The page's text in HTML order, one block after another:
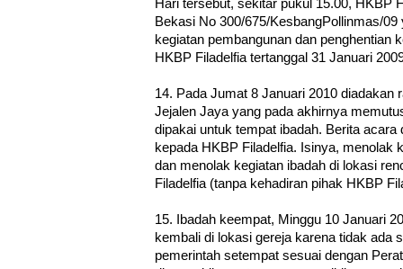
Hari tersebut, sekitar pukul 15.00, HKBP
Bekasi No 300/675/KesbangPollinmas/
kegiatan pembangunan dan penghentian
HKBP Filadelfia tertanggal 31 Januari
14. Pada Jumat 8 Januari 2010 diadakan
Jejalen Jaya yang pada akhirnya
dipakai untuk tempat ibadah. Berita
kepada HKBP Filadelfia. Isinya, menolak
dan menolak kegiatan ibadah di lokasi
Filadelfia (tanpa kehadiran pihak HKBP
15. Ibadah keempat, Minggu 10 Januari
kembali di lokasi gereja karena tidak ada
pemerintah setempat sesuai dengan